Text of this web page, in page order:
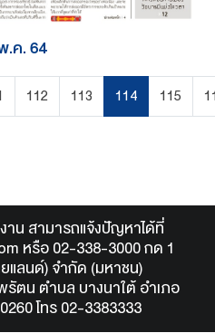
.ค. 64
112 113 114 115
น สามารถแจ้งปัญหาได้ที่
หรือ02-338-3000 กด 1
แลนด์) จำกัด (มหาชน)
รัตน ตำบล บางนาใต้ อำเภอ
โทร 02-3383333